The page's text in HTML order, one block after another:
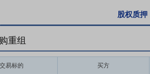
）和职业健康安全管理体系认证（
要管理人员长期从事绝缘材料领域的经营管理
渠道拓展、人才管理等也有深入的理解，能够
理团队保障。
股权质押
重组
交易标的 买方